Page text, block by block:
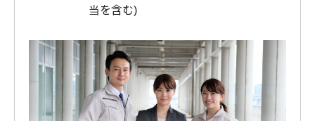
当を含む)